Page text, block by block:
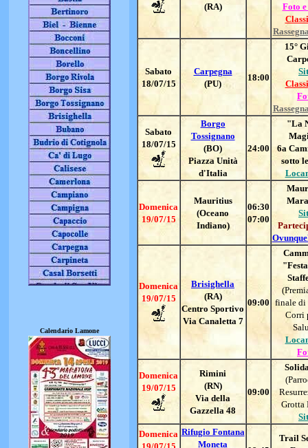
(RA)
Foto
Sabato
18/07/15
Carpegna
(PU)
18:00
15°
Sabato
18/07/15
Borgo
Tossignano
(BO)
Piazza Unità
d'Italia
24:00
"La
6a
sotto
Domenica
19/07/15
Mauritius
(Oceano
Indiano)
06:30
07:00
Domenica
19/07/15
Brisighella
(RA)
Centro Sportivo
Via Canaletta 7
09:00 finale di
Corri
Domenica
19/07/15
Rimini
(RN)
Via della
Gazzella 48
09:00
Grotta
Domenica Rifugio Fontana
Moneta
Trail
Calendario Lamone